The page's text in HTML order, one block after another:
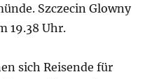
Szczecin Glowny
19.38 Uhr.
sich Reisende für